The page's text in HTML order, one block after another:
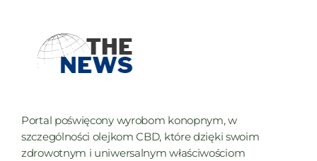
Portal poświęcony wyrobom konopnym, w
szczególności olejkom CBD, które dzięki swoim
zdrowotnym i uniwersalnym właściwościom